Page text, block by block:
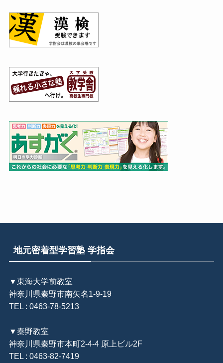
地元密着型学習塾 学指会
▼東海大学前教室
神奈川県秦野市南矢名1-9-19
TEL : 0463-78-5213
▼秦野教室
神奈川県秦野市本町2-4-4 原上ビル2F
TEL : 0463-82-7419